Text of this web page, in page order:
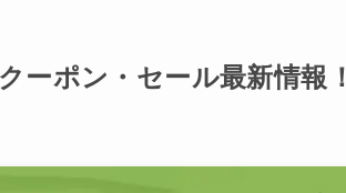
ーポン・セール最新情報！